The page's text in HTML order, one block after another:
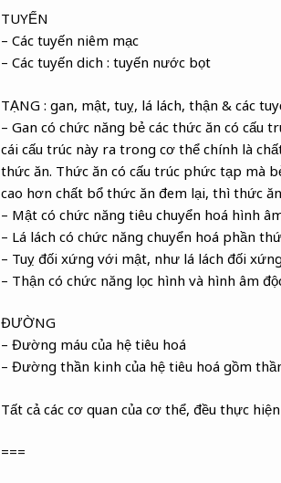
TUYẾN
– Các tuyến niêm mạc
– Các tuyến dich : tuyến nước bọt
TẠNG : gan, mật, tuỵ, lá lách, thận & các
– Gan có chức năng bẻ các thức ăn có
cái cấu trúc này ra trong cơ thể chính là
thức ăn. Thức ăn có cấu trúc phức tạp mà
cao hơn chất bổ thức ăn đem lại, thì thức
– Mật có chức năng tiêu chuyển hoá hình
– Lá lách có chức năng chuyển hoá phần
– Tuỵ đối xứng với mật, như lá lách đối
– Thận có chức năng lọc hình và hình âm
ĐƯỜNG
– Đường máu của hệ tiêu hoá
– Đường thần kinh của hệ tiêu hoá gồm
Tất cả các cơ quan của cơ thể, đều thực
===